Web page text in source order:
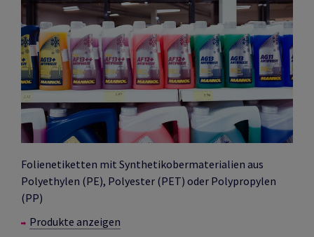
Folienetiketten mit Synthetikobermaterialien aus
Polyethylen (PE), Polyester (PET) oder Polypropylen
(PP)
Produkte anzeigen